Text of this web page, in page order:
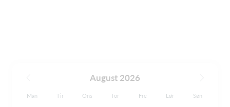
August 2026
Man Tir Ons Tor Fre Lør Søn